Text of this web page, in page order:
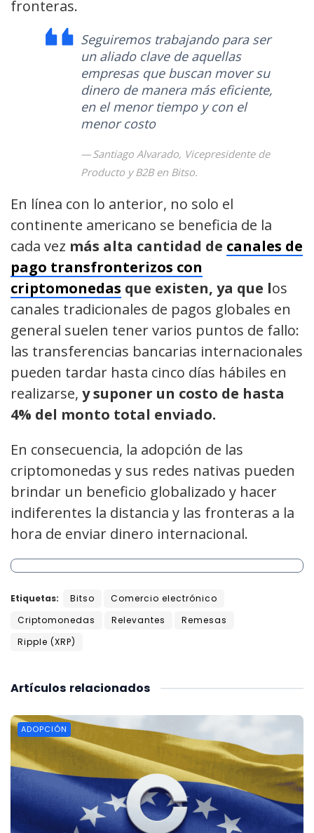
fronteras.
Seguiremos trabajando para ser
un aliado clave de aquellas
empresas que buscan mover su
dinero de manera más eficiente,
en el menor tiempo y con el
menor costo
Santiago Alvarado, Vicepresidente de
Producto y B2B en Bitso.
En línea con lo anterior, no solo el
continente americano se beneficia de la
cada vez más alta cantidad de canales de
pago transfronterizos con
criptomonedas que existen, ya que los
canales tradicionales de pagos globales en
general suelen tener varios puntos de fallo:
las transferencias bancarias internacionales
pueden tardar hasta cinco días hábiles en
realizarse, y suponer un costo de hasta
4% del monto total enviado.
En consecuencia, la adopción de las
criptomonedas y sus redes nativas pueden
brindar un beneficio globalizado y hacer
indiferentes la distancia y las fronteras a la
hora de enviar dinero internacional.
Etiquetas: Bitso
Comercio electrónico
Criptomonedas
Relevantes
Remesas
Ripple (XRP)
relacionados
Artículos
ADOPCIÓN